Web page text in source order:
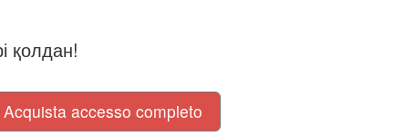
қолдан!
Acquista accesso completo